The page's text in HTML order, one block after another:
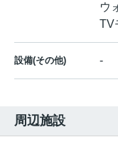
ウ
TV
設備(その他) -
周辺施設